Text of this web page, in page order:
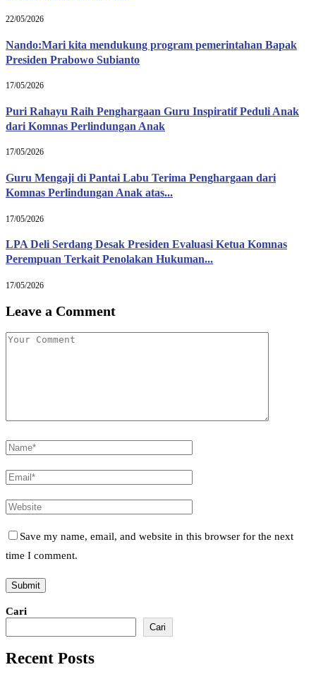
22/05/2026
Nando:Mari kita mendukung program pemerintahan Bapak
Presiden Prabowo Subianto
17/05/2026
Puri Rahayu Raih Penghargaan Guru Inspiratif Peduli Anak
dari Komnas Perlindungan Anak
17/05/2026
Guru Mengaji di Pantai Labu Terima Penghargaan dari
Komnas Perlindungan Anak atas...
17/05/2026
LPA Deli Serdang Desak Presiden Evaluasi Ketua Komnas
Perempuan Terkait Penolakan Hukuman...
17/05/2026
Leave a Comment
Save my name, email, and website in this browser for the next
time I comment.
Cari
Cari
Recent Posts